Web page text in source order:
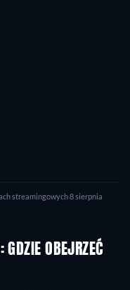
streamingowych 8 sierpnia
OBEJRZEĆ